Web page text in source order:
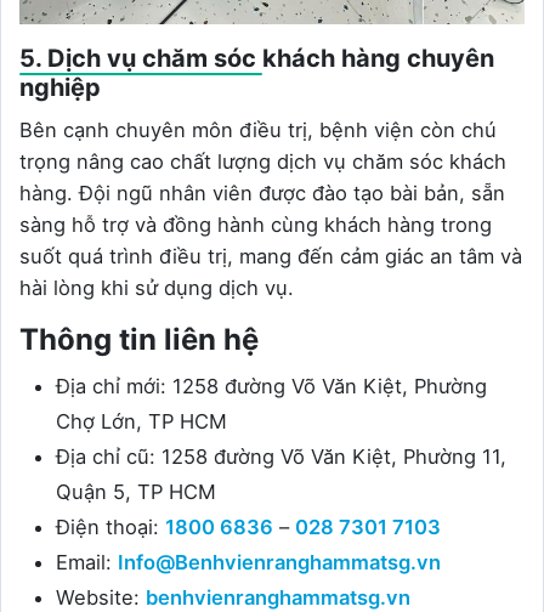
5. Dịch vụ chăm sóc khách hàng chuyên
nghiệp
Bên cạnh chuyên môn điều trị, bệnh viện còn chú
trọng nâng cao chất lượng dịch vụ chăm sóc khách
hàng. Đội ngũ nhân viên được đào tạo bài bản, sẵn
sàng hỗ trợ và đồng hành cùng khách hàng trong
suốt quá trình điều trị, mang đến cảm giác an tâm và
hài lòng khi sử dụng dịch vụ.
Thông tin liên hệ
Địa chỉ mới: 1258 đường Võ Văn Kiệt, Phường
Chợ Lớn, TP HCM
Địa chỉ cũ: 1258 đường Võ Văn Kiệt, Phường 11,
Quận 5, TP HCM
Điện thoại: 1800 6836 – 028 7301 7103
Email: Info@Benhvienranghammatsg.vn
Website: benhvienranghammatsg.vn